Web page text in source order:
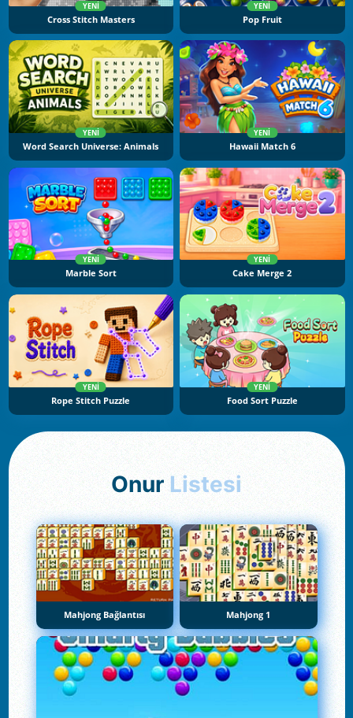
YENI
Cross Stitch Masters
YENI
Pop Fruit
YENI
Word Search Universe: Animals
YENI
Hawaii Match 6
YENI
Marble Sort
YENI
Cake Merge 2
YENI
Rope Stitch Puzzle
YENI
Food Sort Puzzle
Onur Listesi
Mahjong Bağlantısı Mahjong 1